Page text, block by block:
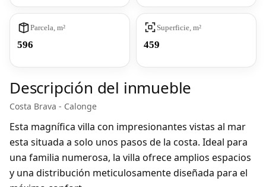
Parcela, m²
596
Superficie, m²
459
Descripción del inmueble
Costa Brava - Calonge
Esta magnífica villa con impresionantes vistas al mar
esta situada a solo unos pasos de la costa. Ideal para
una familia numerosa, la villa ofrece amplios espacios
y una distribución meticulosamente diseñada para el